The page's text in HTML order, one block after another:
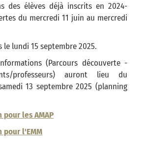
des élèves déjà inscrits en 2024-
du mercredi 11 juin au mercredi
le lundi 15 septembre 2025.
(Parcours découverte -
professeurs) auront lieu du
13 septembre 2025 (planning
les AMAP
pour l'EMM